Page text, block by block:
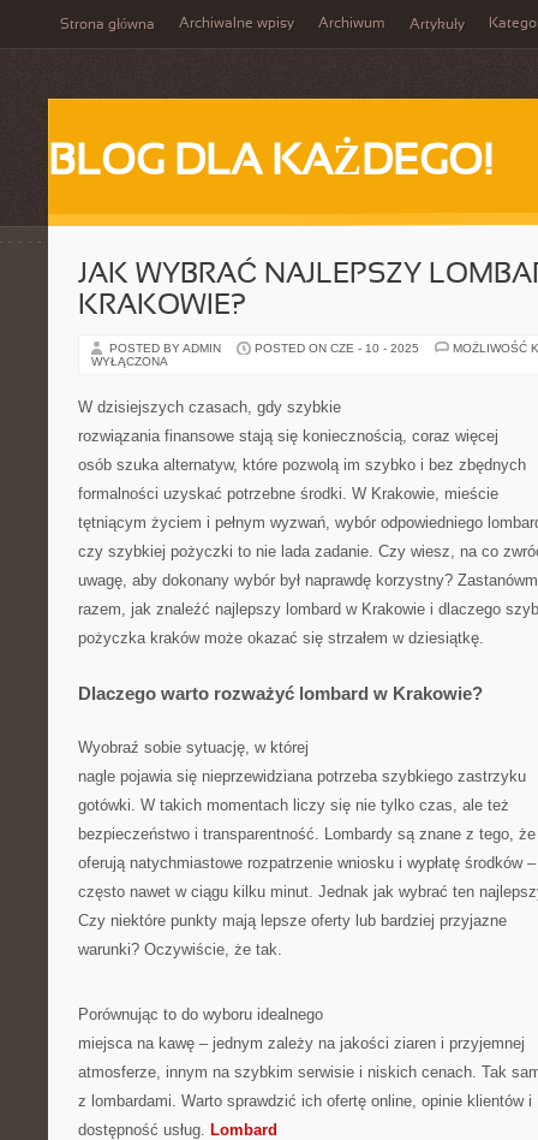
Strona główna Archiwalne wpisy Archiwum Artykuły
BLOG DLA KAŻDEGO!
JAK WYBRAĆ NAJLEPSZY
KRAKOWIE?
POSTED BY ADMIN POSTED ON CZE - 10 - 2025
MOŻLIWOŚĆ
WYŁĄCZONA
W dzisiejszych czasach, gdy szybkie
rozwiązania finansowe stają się koniecznością, coraz więcej
osób szuka alternatyw, które pozwolą im szybko i bez zbędnych
formalności uzyskać potrzebne środki. W Krakowie, mieście
tętniącym życiem i pełnym wyzwań, wybór odpowiedniego
czy szybkiej pożyczki to nie lada zadanie. Czy wiesz, na co
uwagę, aby dokonany wybór był naprawdę korzystny?
razem, jak znaleźć najlepszy lombard w Krakowie i dlaczego
pożyczka kraków może okazać się strzałem w dziesiątkę.
Dlaczego warto rozważyć lombard w Krakowie?
Wyobraź sobie sytuację, w której
nagle pojawia się nieprzewidziana potrzeba szybkiego zastrzyku
gotówki. W takich momentach liczy się nie tylko czas, ale też
bezpieczeństwo i transparentność. Lombardy są znane z tego, że
oferują natychmiastowe rozpatrzenie wniosku i wypłatę środków –
często nawet w ciągu kilku minut. Jednak jak wybrać ten
Czy niektóre punkty mają lepsze oferty lub bardziej przyjazne
warunki? Oczywiście, że tak.
Porównując to do wyboru idealnego
miejsca na kawę – jednym zależy na jakości ziaren i przyjemnej
atmosferze, innym na szybkim serwisie i niskich cenach. Tak
z lombardami. Warto sprawdzić ich ofertę online, opinie klientów i
dostępność usług. Lombard